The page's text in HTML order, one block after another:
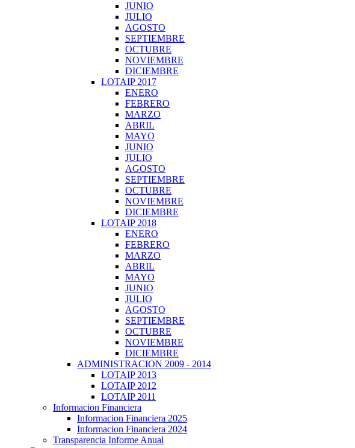
JUNIO
JULIO
AGOSTO
SEPTIEMBRE
OCTUBRE
NOVIEMBRE
DICIEMBRE
LOTAIP 2017
ENERO
FEBRERO
MARZO
ABRIL
MAYO
JUNIO
JULIO
AGOSTO
SEPTIEMBRE
OCTUBRE
NOVIEMBRE
DICIEMBRE
LOTAIP 2018
ENERO
FEBRERO
MARZO
ABRIL
MAYO
JUNIO
JULIO
AGOSTO
SEPTIEMBRE
OCTUBRE
NOVIEMBRE
DICIEMBRE
ADMINISTRACION 2009 - 2014
LOTAIP 2013
LOTAIP 2012
LOTAIP 2011
Informacion Financiera
Informacion Financiera 2025
Informacion Financiera 2024
Transparencia Informe Anual